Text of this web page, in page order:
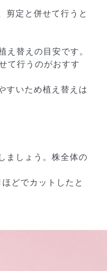
はありません。好
。
対応しておりませ
ため、お届け日の
送後にクロネコヤ
剪定と併せて行うと
え替えの目安です。
て行うのがおすす
すいため植え替えは
ましょう。株全体の
どでカットしたと